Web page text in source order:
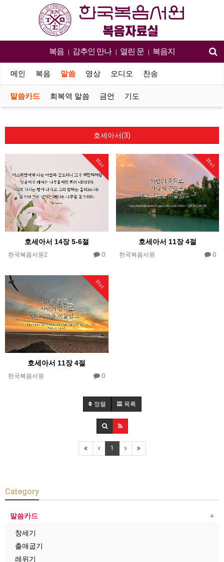
복음 | 감추인 만나 | 열린 문 | 복음지
메인 복음 말씀 영상 오디오 찬송
말씀카드 회복역 말씀 금언 기도
호세아서(3)
Hot
호세아서 14장 5-6절
한국복음서원2 0
Hot
호세아서 11장 4절
한국복음서원 0
Hot
호세아서 11장 4절
한국복음서원 0
정렬 목록
1
Category
말씀카드
창세기
출애굽기
레위기